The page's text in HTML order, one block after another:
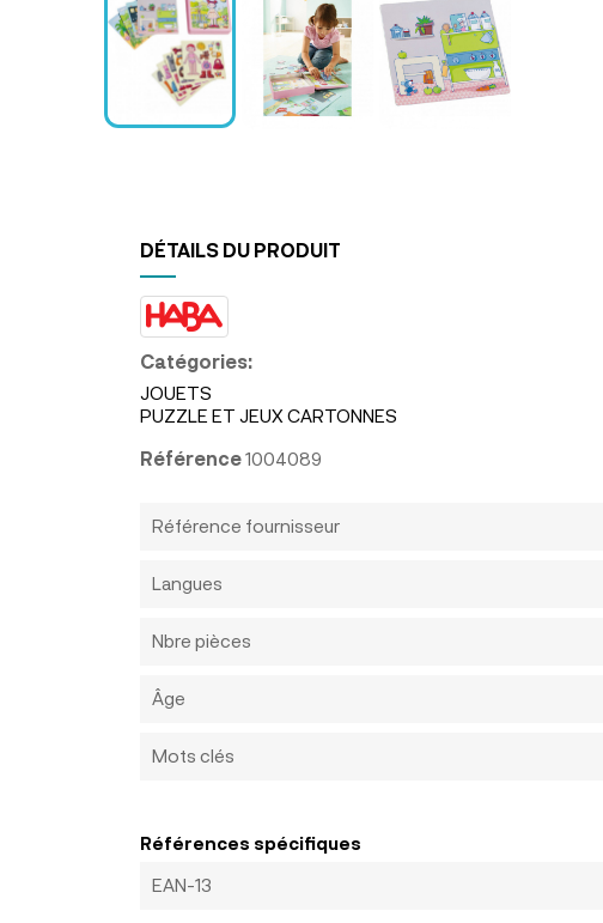
DÉTAILS DU PRODUIT
Catégories:
JOUETS
PUZZLE ET JEUX CARTONNES
Référence1004089
Référence fournisseur
Langues
Nbre pièces
Âge
Mots clés
Références spécifiques
EAN-13